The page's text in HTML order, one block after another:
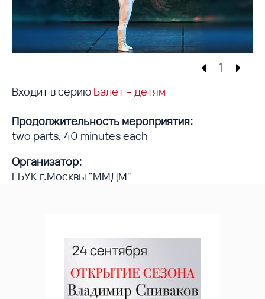
1
Входит в серию Балет – детям
Продолжительность мероприятия:
two parts, 40 minutes each
Организатор:
ГБУК г.Москвы "ММДМ"